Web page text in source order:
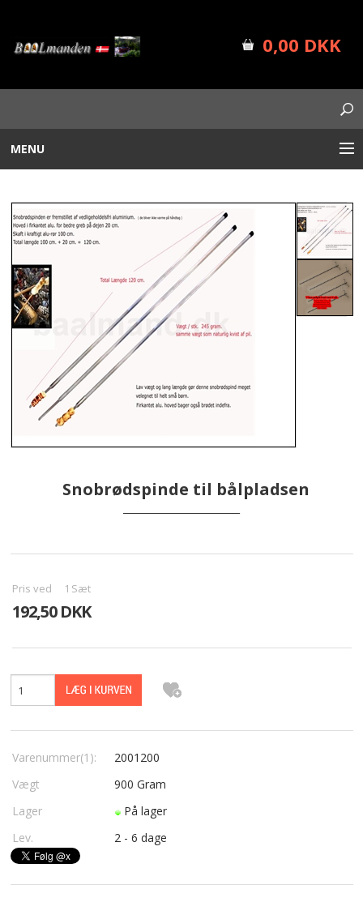
0,00 DKK
MENU
PLANTEKASSER
FORSIDE
SHOP INFO
NYHEDER
TILBUD
KONTAKT
HØJBEDE I JERN
Snobrødspinde til bålpladsen
Pris ved 1 Sæt
192,50 DKK
Varenummer(1):
2001200
Vægt
900 Gram
Lager
På lager
Lev.
2 - 6 dage